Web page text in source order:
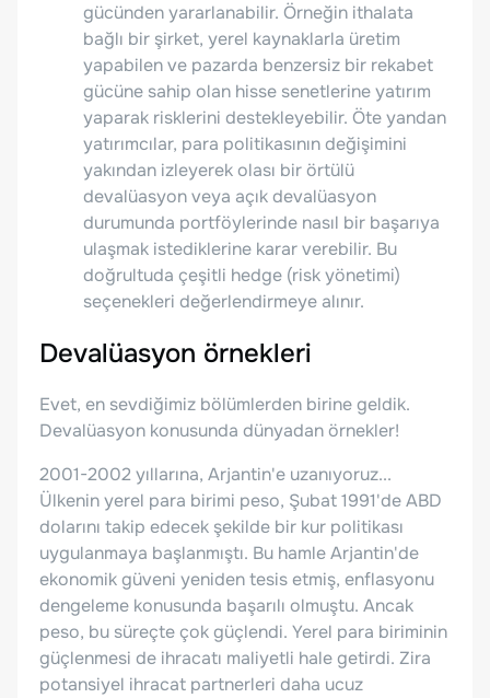
gücünden yararlanabilir. Örneğin ithalata
bağlı bir şirket, yerel kaynaklarla üretim
yapabilen ve pazarda benzersiz bir rekabet
gücüne sahip olan hisse senetlerine yatırım
yaparak risklerini destekleyebilir. Öte yandan
yatırımcılar, para politikasının değişimini
yakından izleyerek olası bir örtülü
devalüasyon veya açık devalüasyon
durumunda portföylerinde nasıl bir başarıya
ulaşmak istediklerine karar verebilir. Bu
doğrultuda çeşitli hedge (risk yönetimi)
seçenekleri değerlendirmeye alınır.
Devalüasyon örnekleri
Evet, en sevdiğimiz bölümlerden birine geldik.
Devalüasyon konusunda dünyadan örnekler!
2001-2002 yıllarına, Arjantin'e uzanıyoruz...
Ülkenin yerel para birimi peso, Şubat 1991'de ABD
dolarını takip edecek şekilde bir kur politikası
uygulanmaya başlanmıştı. Bu hamle Arjantin'de
ekonomik güveni yeniden tesis etmiş, enflasyonu
dengeleme konusunda başarılı olmuştu. Ancak
peso, bu süreçte çok güçlendi. Yerel para biriminin
güçlenmesi de ihracatı maliyetli hale getirdi. Zira
potansiyel ihracat partnerleri daha ucuz